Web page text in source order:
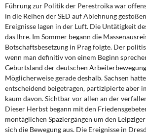
Führung zur Politik der Perestroika war
in die Reihen der SED auf Ablehnung
Ereignisse lagen in der Luft. Die Untätigkeit
das Ihre. Im Sommer begann die
Botschaftsbesetzung in Prag folgte. Der
wenn man definitiv von einem Beginn
Geburtsland der deutschen
Möglicherweise gerade deshalb. Sachsen
entscheidend beigetragen, partizipierte aber
kaum davon. Sichtbar vor allen an der
Dieser Herbst begann mit den
montäglichen Spaziergängen um den
sich die Bewegung aus. Die Ereignisse in